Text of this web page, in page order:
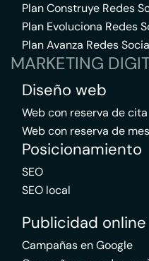
Plan Construye Redes
Plan Evoluciona Redes
Plan Avanza Redes
MARKETING
Diseño web
Web con reserva de cita
Web con reserva de
Posicionamiento
SEO
SEO local
Publicidad online
Campañas en Google